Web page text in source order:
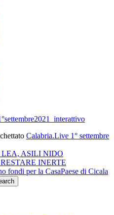
Calabria.Live 1° settembre
ASILI NIDO
INERTE
fondi per la CasaPaese di Cicala